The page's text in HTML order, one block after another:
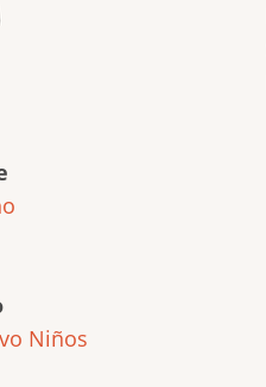
Niños